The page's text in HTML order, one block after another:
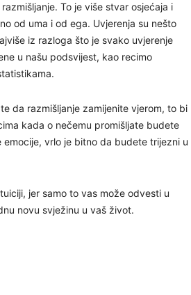
To je više stvar osjećaja i
od uma i od ega. Uvjerenja su nešto
iz razloga što je svako uvjerenje
u našu podsvijest, kao recimo
da razmišljanje zamijenite vjerom, to bi
kada o nečemu promišljate budete
vrlo je bitno da budete trijezni u
jer samo to vas može odvesti u
novu svježinu u vaš život.